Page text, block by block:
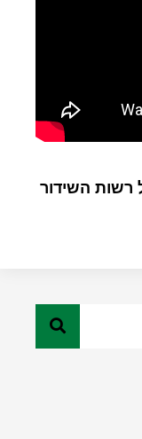
רשות השידור